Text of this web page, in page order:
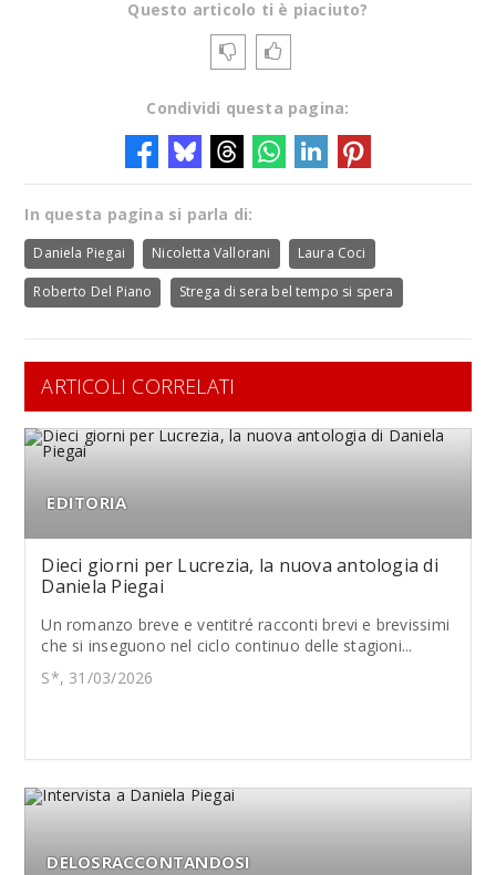
Questo articolo ti è piaciuto?
Condividi questa pagina:
In questa pagina si parla di:
Daniela Piegai Nicoletta Vallorani Laura Coci
Roberto Del Piano Strega di sera bel tempo si spera
ARTICOLI CORRELATI
EDITORIA
Dieci giorni per Lucrezia, la nuova antologia di
Daniela Piegai
Un romanzo breve e ventitré racconti brevi e brevissimi
che si inseguono nel ciclo continuo delle stagioni...
S*, 31/03/2026
DELOSRACCONTANDOSI